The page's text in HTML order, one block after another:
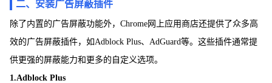
二、安装广告屏蔽插件
除了内置的广告屏蔽功能外，Chrome网上应用商店还提供了众多高
效的广告屏蔽插件，如Adblock Plus、AdGuard等。这些插件通常提
供更强的屏蔽能力和更多的自定义选项。
1.Adblock Plus